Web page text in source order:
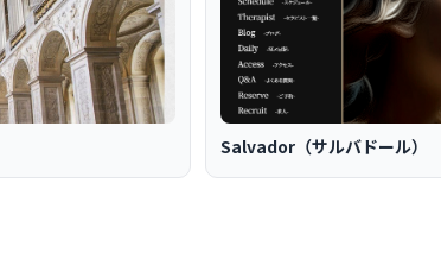
Salvador（サルバドール）